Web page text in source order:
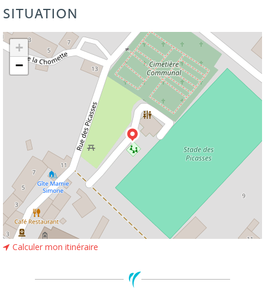
SITUATION
+
−
Calculer mon itinéraire